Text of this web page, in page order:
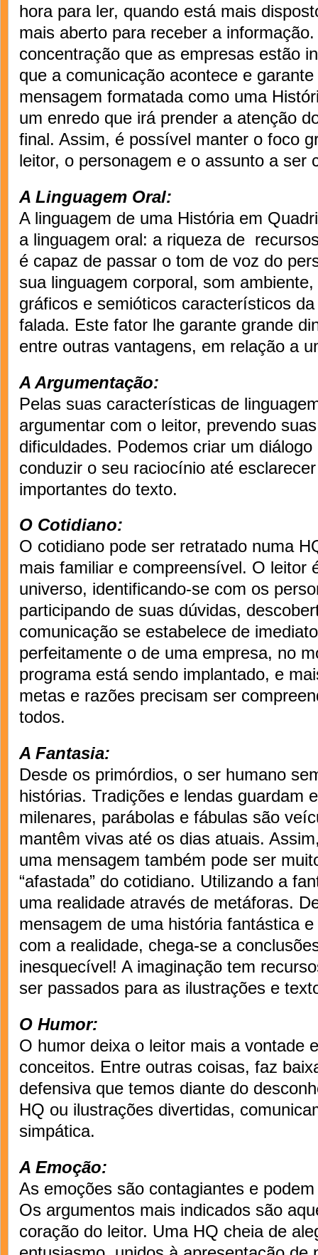
hora para ler, quando está mais
mais aberto para receber a
concentração que as empresas estão
que a comunicação acontece e
mensagem formatada como uma
um enredo que irá prender a atenção
final. Assim, é possível manter o foco
leitor, o personagem e o assunto a ser
A Linguagem Oral:
A linguagem de uma História em
a linguagem oral: a riqueza de
é capaz de passar o tom de voz do
sua linguagem corporal, som
gráficos e semióticos característicos
falada. Este fator lhe garante grande
entre outras vantagens, em relação a
A Argumentação:
Pelas suas características de
argumentar com o leitor, prevendo
dificuldades. Podemos criar um
conduzir o seu raciocínio até
importantes do texto.
O Cotidiano:
O cotidiano pode ser retratado numa
mais familiar e compreensível. O leitor
universo, identificando-se com os
participando de suas dúvidas,
comunicação se estabelece de
perfeitamente o de uma empresa, no
programa está sendo implantado, e
metas e razões precisam ser
todos.
A Fantasia:
Desde os primórdios, o ser humano
histórias. Tradições e lendas guardam
milenares, parábolas e fábulas são
mantêm vivas até os dias atuais.
uma mensagem também pode ser
“afastada” do cotidiano. Utilizando a
uma realidade através de metáforas.
mensagem de uma história fantástica
com a realidade, chega-se a
inesquecível! A imaginação tem
ser passados para as ilustrações e
O Humor:
O humor deixa o leitor mais a vontade
conceitos. Entre outras coisas, faz
defensiva que temos diante do
HQ ou ilustrações divertidas,
simpática.
A Emoção:
As emoções são contagiantes e
Os argumentos mais indicados são
coração do leitor. Uma HQ cheia de